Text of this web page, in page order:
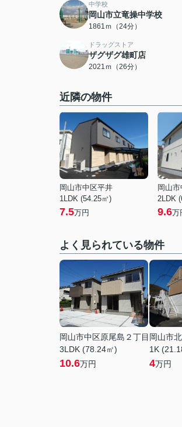
中学校
岡山市立竜操中学校
1861ｍ（24分）
ドラッグストア
ザグザグ雄町店
2021ｍ（26分）
近隣の物件
岡山市中区平井
1LDK (54.25㎡)
7.5万円
岡山
2LDK
9.6万
よく見られている物件
岡山市中区原尾島２丁目
3LDK (78.24㎡)
10.6万円
岡山市
1K
4万円